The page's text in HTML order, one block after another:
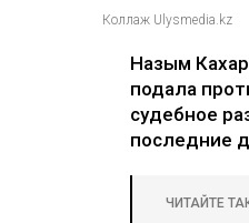
Коллаж Ulysmedia.kz
Назым
подала
судебное
последние
ЧИТАЙТЕ